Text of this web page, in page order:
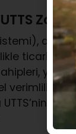
ticari
yakıt
verimliliği